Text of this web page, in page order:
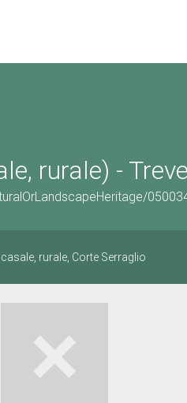
rurale) -
casale, rurale, Corte Serraglio